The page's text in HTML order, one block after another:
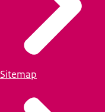
Sitemap